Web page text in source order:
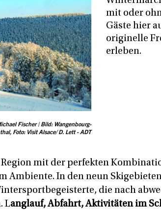
Fischer | Bild: Wangenbourg-
Foto: Visit Alsace/ D. Lett - ADT
mit oder
Gäste hier
originelle
erleben.
mit der perfekten
Ambiente. In den neun
die nach
Langlauf, Abfahrt, Aktivitäten im